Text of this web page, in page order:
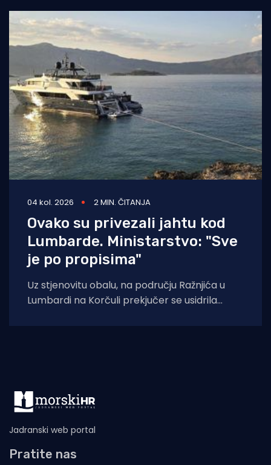
04 kol. 2026 2 MIN. ČITANJA
Ovako su privezali jahtu kod
Lumbarde. Ministarstvo: "Sve
je po propisima"
Uz stjenovitu obalu, na području Ražnjića u
Lumbardi na Korčuli prekjučer se usidrila
Jadranski web portal
Pratite nas